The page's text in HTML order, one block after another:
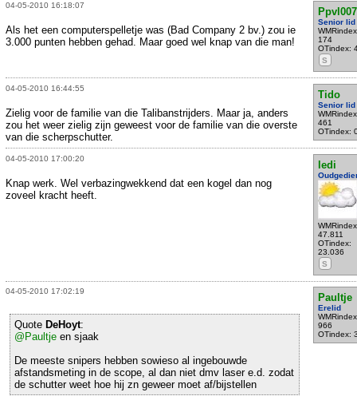
04-05-2010 16:18:07
Ppvl007
Senior lid
174
OTindex:
S
Als het een computerspelletje was (Bad Company 2 bv.) zou ie
3.000 punten hebben gehad. Maar goed wel knap van die man!
04-05-2010 16:44:55
Tido
Senior lid
461
OTindex:
Zielig voor de familie van die Talibanstrijders. Maar ja, anders
zou het weer zielig zijn geweest voor de familie van die overste
van die scherpschutter.
04-05-2010 17:00:20
ledi
47.811
OTindex:
23.036
S
Knap werk. Wel verbazingwekkend dat een kogel dan nog
zoveel kracht heeft.
04-05-2010 17:02:19
Paultje
Erelid
966
OTindex:
Quote DeHoyt:
@Paultje en sjaak
De meeste snipers hebben sowieso al ingebouwde
afstandsmeting in de scope, al dan niet dmv laser e.d. zodat
de schutter weet hoe hij zn geweer moet af/bijstellen